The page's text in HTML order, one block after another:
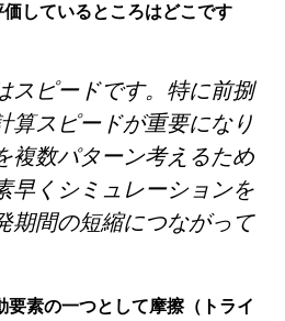
しているところはどこです
ピードです。特に前捌
算スピードが重要になり
複数パターン考えるため
早くシミュレーションを
期間の短縮につながって
素の一つとして摩擦（トライ